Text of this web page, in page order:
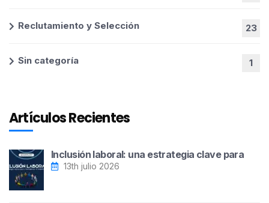
Reclutamiento y Selección 23
Sin categoría 1
Artículos Recientes
Inclusión laboral: una estrategia clave para
13th julio 2026